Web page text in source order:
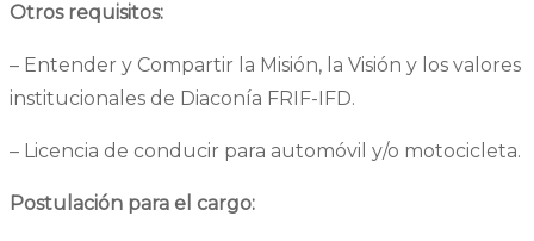
Otros requisitos:
– Entender y Compartir la Misión, la Visión y los valores
institucionales de Diaconía FRIF-IFD.
– Licencia de conducir para automóvil y/o motocicleta.
Postulación para el cargo: